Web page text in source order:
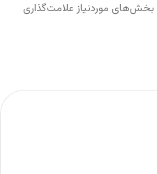
بخش‌های موردنیاز علامت‌گذاری